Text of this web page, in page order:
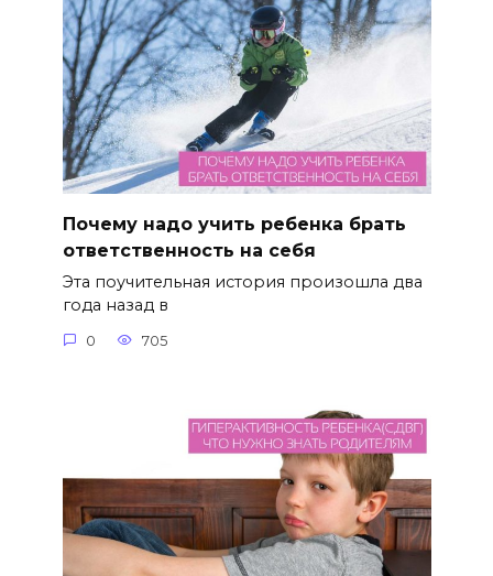
Почему надо учить ребенка брать
ответственность на себя
Эта поучительная история произошла два
года назад в
0 705